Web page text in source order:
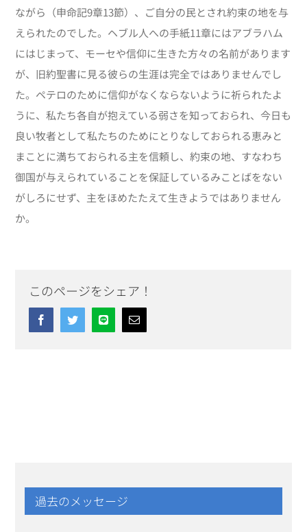
ながら（申命記9章13節）、ご自分の民とされ約束の地を与
えられたのでした。ヘブル人への手紙11章にはアブラハム
にはじまって、モーセや信仰に生きた方々の名前があります
が、旧約聖書に見る彼らの生涯は完全ではありませんでし
た。ペテロのために信仰がなくならないように祈られたよ
うに、私たち各自が抱えている弱さを知っておられ、今日も
良い牧者として私たちのためにとりなしておられる恵みと
まことに満ちておられる主を信頼し、約束の地、すなわち
御国が与えられていることを保証しているみことばをない
がしろにせず、主をほめたたえて生きようではありません
か。
このページをシェア！
FacebookTwitterLine Email
過去のメッセージ